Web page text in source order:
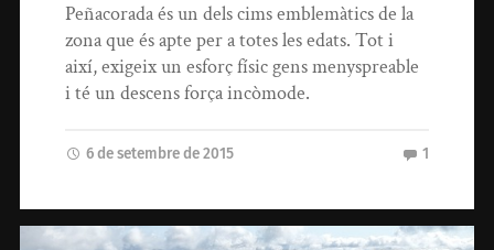
Peñacorada és un dels cims emblemàtics de la
zona que és apte per a totes les edats. Tot i
així, exigeix un esforç físic gens menyspreable
i té un descens força incòmode.
6 de setembre de 2015 1